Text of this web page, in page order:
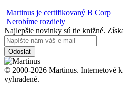
Martinus je certifikovaný B Corp
Nerobíme rozdiely
Najlepšie novinky sú tie knižné.
Odoslať
© 2000-2026 Martinus. Internetové
vyhradené.